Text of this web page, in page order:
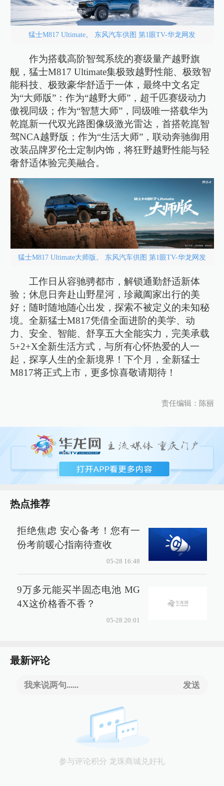
猛士M817 Ultimate。 东风汽车供图 第1眼TV-华龙网发
作为搭载高阶智驾系统的赛级量产越野旗
舰，猛士M817 Ultimate集极致越野性能、极致智
能科技、极致豪华舒适于一体，最终中文名定
为“大师版”：作为“越野大师”，超千匹赛级动力
傲视同级；作为“智慧大师”，同级唯一搭载华为
乾崑新一代双光路图像级激光雷达，首搭乾崑智
驾NCA越野版；作为“生活大师”，联动奔驰御用
改装品牌罗伦士定制内饰，将狂野越野性能与轻
奢舒适体验完美融合。
猛士M817 Ultimate大师版。 东风汽车供图 第1眼TV-华龙网发
工作日从容驰骋都市，解锁通勤舒适新体
验；休息日奔赴山野星河，珍藏阖家出行的美
好；随时随地随心出发，探索不被定义的未知秘
境。全新猛士M817凭借全面进阶的美学、动
力、安全、智能、舒享五大全能实力，完美承载
5+2+X全新生活方式，与所有心怀热爱的人一
起，探享人生的全新境界！下个月，全新猛士
M817将正式上市，更多惊喜敬请期待！
责任编辑：陈丽
热点推荐
拒绝焦虑 安心备考！您有一
份考前暖心指南待查收
05-28 16:48
9万多元能买半固态电池 MG
4X这价格香不香？
05-28 20:01
最新评论
我来说两句...... 发送
参与评论积分 龙珠商城兑好礼